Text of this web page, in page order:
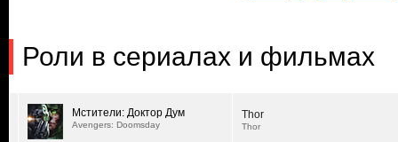
Роли в сериалах и фильмах
Мстители: Доктор Дум
Avengers: Doomsday
Thor
Thor